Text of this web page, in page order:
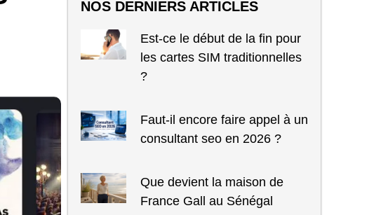
NOS DERNIERS ARTICLES
Est-ce le début de la fin pour
les cartes SIM traditionnelles
?
Faut-il encore faire appel à un
consultant seo en 2026 ?
Que devient la maison de
France Gall au Sénégal